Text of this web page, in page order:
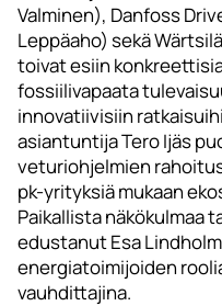
Valminen), Danfoss
Leppäaho) sekä
toivat esiin
fossiilivapaata
innovatiivisiin
asiantuntija Tero Ijäs
veturiohjelmien
pk-yrityksiä mukaan
Paikallista näkökulmaa
edustanut Esa
energiatoimijoiden
vauhdittajina.